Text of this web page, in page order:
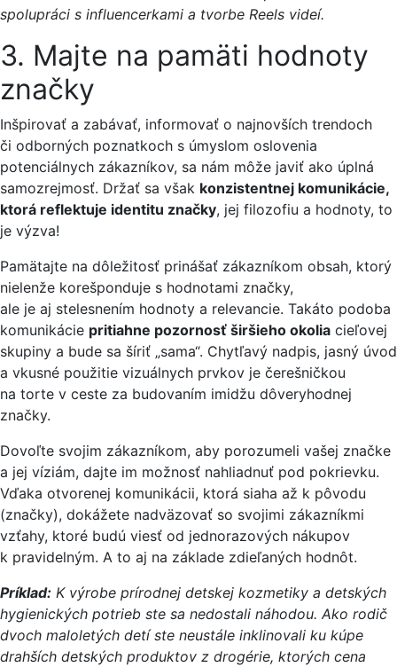
spolupráci s influencerkami a tvorbe Reels videí.
3. Majte na pamäti hodnoty
značky
Inšpirovať a zabávať, informovať o najnovších trendoch
či odborných poznatkoch s úmyslom oslovenia
potenciálnych zákazníkov, sa nám môže javiť ako úplná
samozrejmosť. Držať sa však konzistentnej komunikácie,
ktorá reflektuje identitu značky, jej filozofiu a hodnoty, to
je výzva!
Pamätajte na dôležitosť prinášať zákazníkom obsah, ktorý
nielenže korešponduje s hodnotami značky,
ale je aj stelesnením hodnoty a relevancie. Takáto podoba
komunikácie pritiahne pozornosť širšieho okolia cieľovej
skupiny a bude sa šíriť „sama“. Chytľavý nadpis, jasný úvod
a vkusné použitie vizuálnych prvkov je čerešničkou
na torte v ceste za budovaním imidžu dôveryhodnej
značky.
Dovoľte svojim zákazníkom, aby porozumeli vašej značke
a jej víziám, dajte im možnosť nahliadnuť pod pokrievku.
Vďaka otvorenej komunikácii, ktorá siaha až k pôvodu
(značky), dokážete nadväzovať so svojimi zákazníkmi
vzťahy, ktoré budú viesť od jednorazových nákupov
k pravidelným. A to aj na základe zdieľaných hodnôt.
Príklad: K výrobe prírodnej detskej kozmetiky a detských
hygienických potrieb ste sa nedostali náhodou. Ako rodič
dvoch maloletých detí ste neustále inklinovali ku kúpe
drahších detských produktov z drogérie, ktorých cena